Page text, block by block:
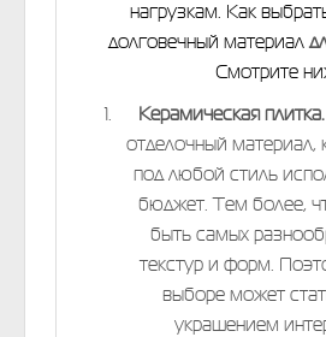
нагрузкам. Как
долговечный материал
Смотрите
Керамическая плитка.
отделочный материал,
под любой стиль
бюджет. Тем более,
быть самых
текстур и форм.
выборе может
украшением